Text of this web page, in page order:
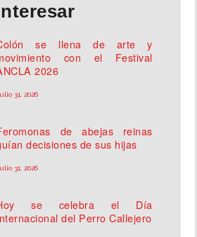
se llena de arte y
con el Festival
2026
31, 2026
de abejas reinas
decisiones de sus hijas
31, 2026
se celebra el Día
del Perro Callejero